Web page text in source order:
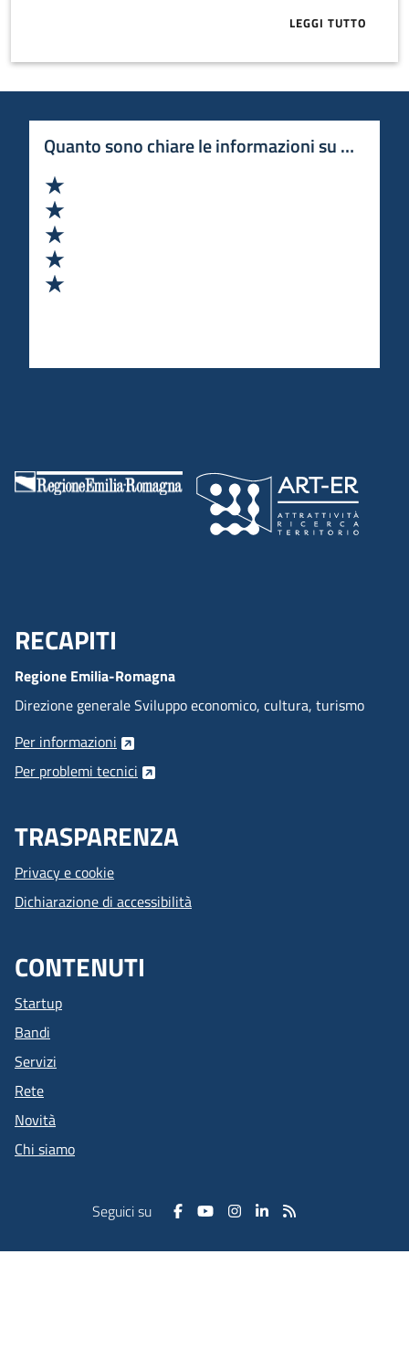
LEGGI TUTTO
ABOUT
Quanto sono chiare le informazioni su questa
Menu Footer
RECAPITI
Regione Emilia-Romagna
Direzione generale Sviluppo economico, cultura, turismo
Per informazioni
Per problemi tecnici
TRASPARENZA
Privacy e cookie
Dichiarazione di accessibilità
CONTENUTI
Startup
Bandi
Servizi
Rete
Novità
Chi siamo
Seguici su